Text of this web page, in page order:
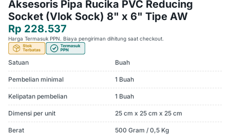
Aksesoris Pipa Rucika PVC Reducing
Socket (Vlok Sock) 8" x 6" Tipe AW
Rp 228.537
Harga Termasuk PPN. Biaya pengiriman dihitung saat checkout.
Satuan Buah
Pembelian minimal 1 Buah
Kelipatan pembelian 1 Buah
Dimensi per unit 25 cm x 25 cm x 25 cm
Berat 500 Gram / 0,5 Kg